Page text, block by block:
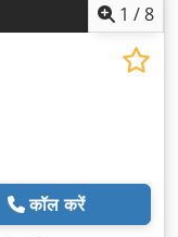
1 /8
कॉल करें